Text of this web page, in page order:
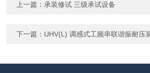
上一篇： 承装修试 三级承试设备
下一篇： UHV(L) 调感式工频串联谐振耐压